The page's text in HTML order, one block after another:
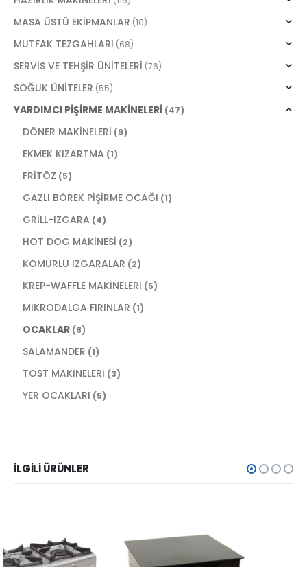
MASA ÜSTÜ EKİPMANLAR (10)
MUTFAK TEZGAHLARI (68)
SERVİS VE TEHŞİR ÜNİTELERİ (76)
SOĞUK ÜNİTELER (55)
YARDIMCI PİŞİRME MAKİNELERİ (47)
DÖNER MAKİNELERİ (9)
EKMEK KIZARTMA (1)
FRİTÖZ (5)
GAZLI BÖREK PİŞİRME OCAĞI (1)
GRİLL-IZGARA (4)
HOT DOG MAKİNESİ (2)
KÖMÜRLÜ IZGARALAR (2)
KREP-WAFFLE MAKİNELERİ (5)
MİKRODALGA FIRINLAR (1)
OCAKLAR (8)
SALAMANDER (1)
TOST MAKİNELERİ (3)
YER OCAKLARI (5)
İLGILI ÜRÜNLER